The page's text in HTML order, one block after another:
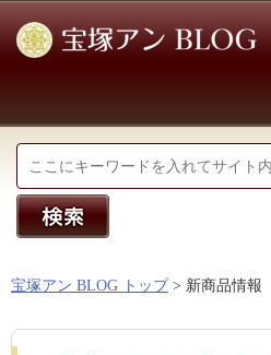
宝塚アン BLOG トップ > 新商品情報